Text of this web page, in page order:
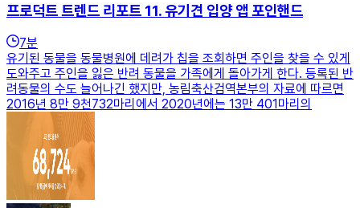
프로덕트 트렌드 리포트 11. 유기견 입양 앱 포인핸드
7분
유기된 동물을 동물병원에 데려가 칩을 조회하면 주인을 찾을 수 있게
도와주고 주인을 잃은 반려 동물을 가족에게 돌아가게 한다. 등록된 반
려동물의 수도 늘어나긴 했지만, 농림축산검역본부의 자료에 따르면
2016년 8만 9천732마리에서 2020년에는 13만 401마리의